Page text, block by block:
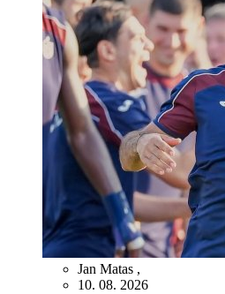
Jan Matas ,
10. 08. 2026